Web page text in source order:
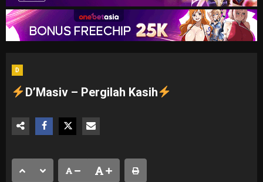
D
D’Masiv – Pergilah Kasih